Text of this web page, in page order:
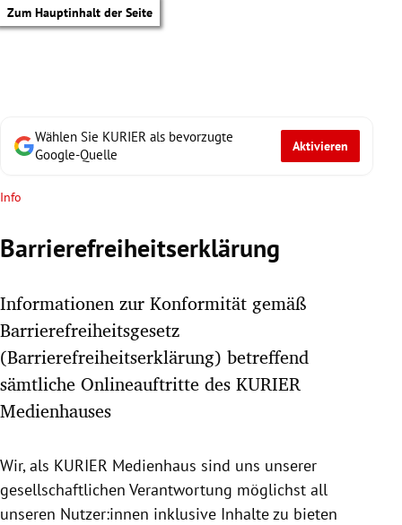
Zum Hauptinhalt der Seite
Untermenü
Untermenü
Untermenü
Untermenü
Wählen Sie KURIER als bevorzugte
Google-Quelle
Aktivieren
Info
Barrierefreiheitserklärung
Informationen zur Konformität gemäß
Barrierefreiheitsgesetz
(Barrierefreiheitserklärung) betreffend
sämtliche Onlineauftritte des KURIER
Medienhauses
Wir, als KURIER Medienhaus sind uns unserer
gesellschaftlichen Verantwortung möglichst all
unseren Nutzer:innen inklusive Inhalte zu bieten